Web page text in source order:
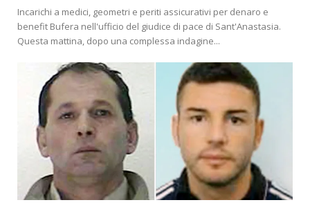
Incarichi a medici, geometri e periti assicurativi per denaro e
benefit Bufera nell'ufficio del giudice di pace di Sant'Anastasia.
Questa mattina, dopo una complessa indagine...